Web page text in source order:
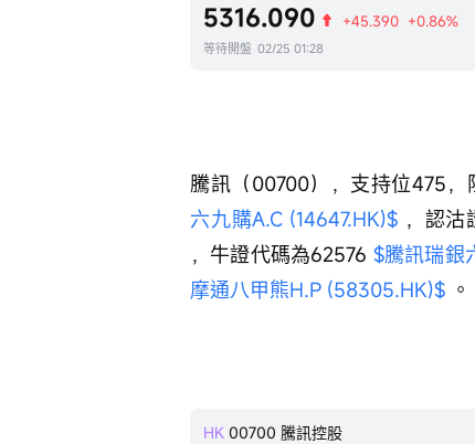
5316.090 +45.390 +0.86%
等待開盤 02/25 01:28
騰訊（00700），支持位475
六九購A.C (14647.HK)$ ，認
，牛證代碼為62576 $騰訊瑞銀
摩通八甲熊H.P (58305.HK)$ 。
HK 00700 騰訊控股